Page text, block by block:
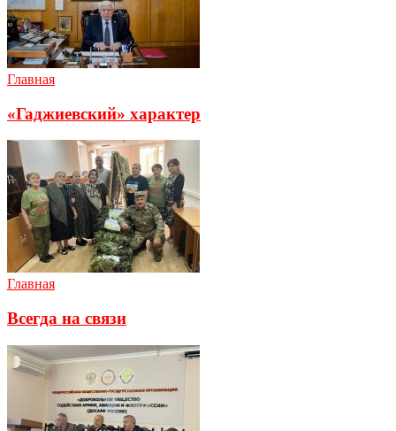
Главная
«Гаджиевский» характер
Главная
Всегда на связи